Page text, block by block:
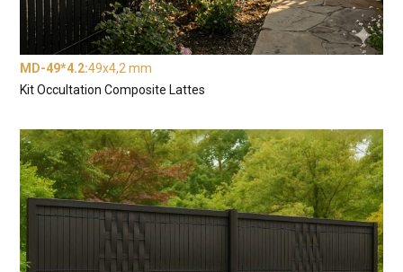
MD-49*4.2:49x4,2 mm
Kit Occultation Composite Lattes